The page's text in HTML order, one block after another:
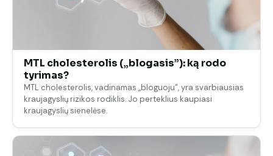
MTL cholesterolis („blogasis”): ką rodo
tyrimas?
MTL cholesterolis, vadinamas „bloguoju", yra svarbiausias
kraujagyslių rizikos rodiklis. Jo perteklius kaupiasi
kraujagyslių sienelėse.